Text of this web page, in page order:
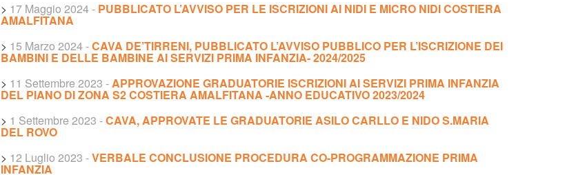
> 17 Maggio 2024- PUBBLICATO L’AVVISO PER LE ISCRIZIONI AI NIDI E MICRO NIDI COSTIERA
AMALFITANA
> 15 Marzo 2024-CAVA DE’TIRRENI, PUBBLICATO L’AVVISO PUBBLICO PER L’ISCRIZIONE DEI
BAMBINI E DELLE BAMBINE AI SERVIZI PRIMA INFANZIA- 2024/2025
> 11 Settembre 2023 -APPROVAZIONE GRADUATORIE ISCRIZIONI AI SERVIZI PRIMA INFANZIA
DEL PIANO DI ZONA S2 COSTIERA AMALFITANA -ANNO EDUCATIVO 2023/2024
> 1 Settembre 2023 -CAVA, APPROVATE LE GRADUATORIE ASILO CARLLO E NIDO S.MARIA
DEL ROVO
> 12 Luglio 2023 -VERBALE CONCLUSIONE PROCEDURA CO-PROGRAMMAZIONE PRIMA
INFANZIA